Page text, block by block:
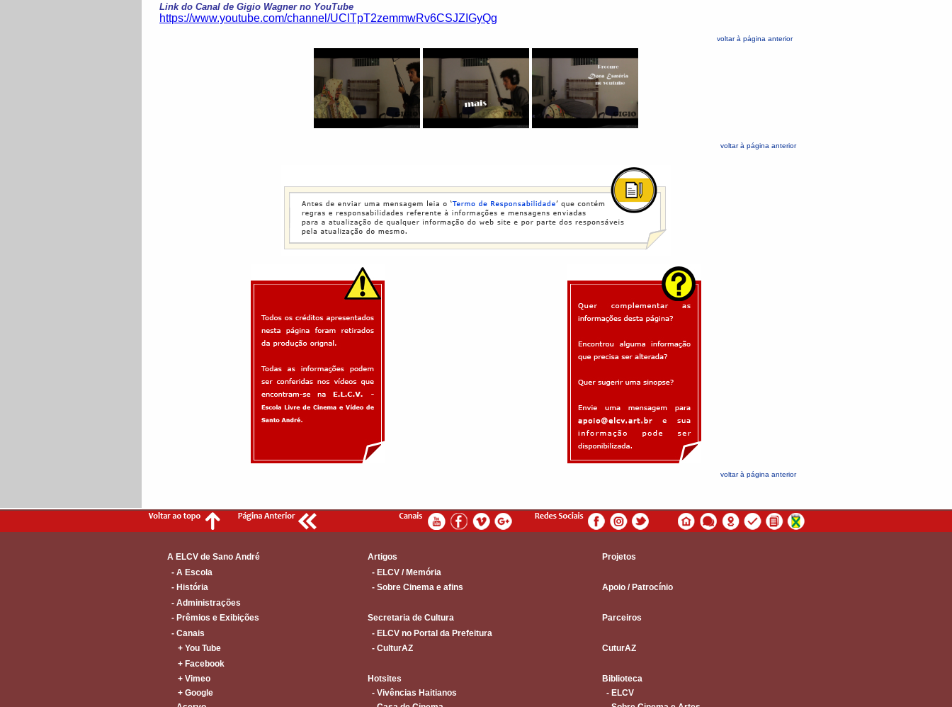
Link do Canal de Gigio Wagner no YouTube
https://www.youtube.com/channel/UClTpT2zemmwRv6CSJZIGyQg
voltar à página anterior
voltar à página anterior
voltar à página anterior
A ELCV de Sano André Artigos
Projetos
- A Escola
- ELCV / Memória
- História
- Sobre Cinema e afins
Apoio / Patrocínio
- Administrações
- Prêmios e Exibições
Secretaria de Cultura
Parceiros
- Canais
- ELCV no Portal da Prefeitura
+ You Tube
- CulturAZ
CuturAZ
+ Facebook
+ Vimeo
Hotsites
Biblioteca
+ Google
- Vivências Haitianos
- ELCV